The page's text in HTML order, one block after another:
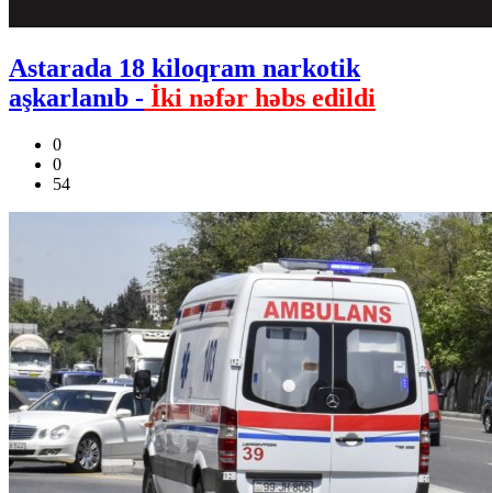
Astarada 18 kiloqram narkotik
aşkarlanıb - İki nəfər həbs edildi
0
0
54